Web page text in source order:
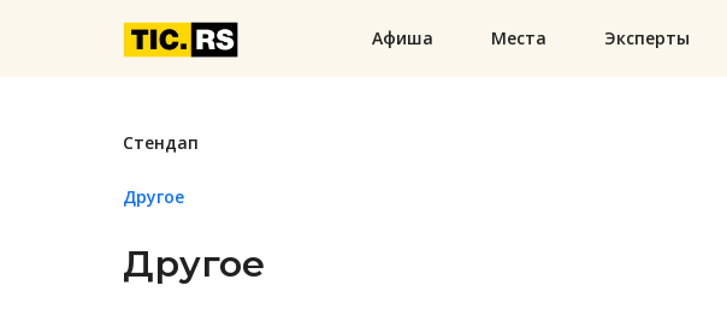
Афиша Места Эксперты
Стендап
Другое
Другое